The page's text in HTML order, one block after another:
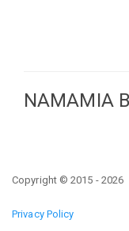
NAMAMIA
Copyright © 2015 - 2026
Privacy Policy